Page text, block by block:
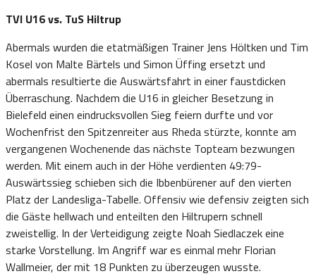
TVI U16 vs. TuS Hiltrup
Abermals wurden die etatmäßigen Trainer Jens Höltken und Tim
Kosel von Malte Bärtels und Simon Üffing ersetzt und
abermals resultierte die Auswärtsfahrt in einer faustdicken
Überraschung. Nachdem die U16 in gleicher Besetzung in
Bielefeld einen eindrucksvollen Sieg feiern durfte und vor
Wochenfrist den Spitzenreiter aus Rheda stürzte, konnte am
vergangenen Wochenende das nächste Topteam bezwungen
werden. Mit einem auch in der Höhe verdienten 49:79-
Auswärtssieg schieben sich die Ibbenbürener auf den vierten
Platz der Landesliga-Tabelle. Offensiv wie defensiv zeigten sich
die Gäste hellwach und enteilten den Hiltrupern schnell
zweistellig. In der Verteidigung zeigte Noah Siedlaczek eine
starke Vorstellung. Im Angriff war es einmal mehr Florian
Wallmeier, der mit 18 Punkten zu überzeugen wusste.